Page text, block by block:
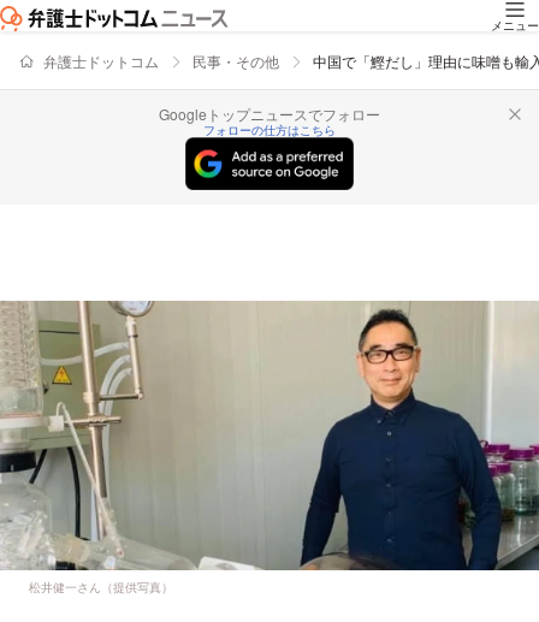
メニュー
弁護士ドットコム 民事・その他 中国で「鰹だし」理由に味噌も輸
Googleトップニュースでフォロー
フォローの仕方はこちら
松井健一さん（提供写真）